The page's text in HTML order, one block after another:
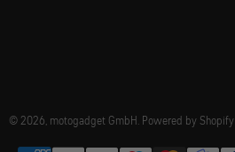
© 2026, motogadget GmbH. Powered by Shopify